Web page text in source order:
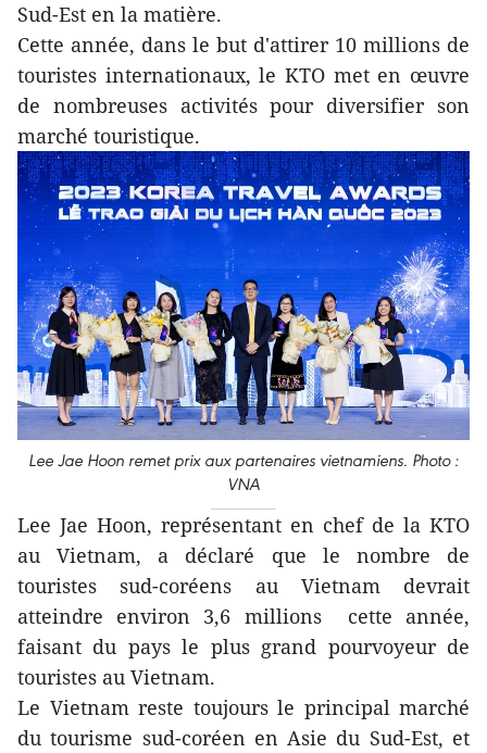
Sud-Est en la matière.
Cette année, dans le but d'attirer 10 millions de
touristes internationaux, le KTO met en œuvre
de nombreuses activités pour diversifier son
marché touristique.
Lee Jae Hoon remet prix aux partenaires vietnamiens. Photo :
VNA
Lee Jae Hoon, représentant en chef de la KTO
au Vietnam, a déclaré que le nombre de
touristes sud-coréens au Vietnam devrait
atteindre environ 3,6 millions cette année,
faisant du pays le plus grand pourvoyeur de
touristes au Vietnam.
Le Vietnam reste toujours le principal marché
du tourisme sud-coréen en Asie du Sud-Est, et